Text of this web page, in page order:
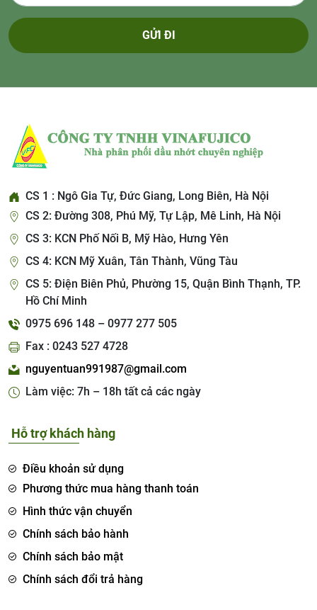
GỬI ĐI
CS 1 : Ngô Gia Tự, Đức Giang, Long Biên, Hà Nội
CS 2: Đường 308, Phú Mỹ, Tự Lập, Mê Linh, Hà Nội
CS 3: KCN Phố Nối B, Mỹ Hào, Hưng Yên
CS 4: KCN Mỹ Xuân, Tân Thành, Vũng Tàu
CS 5: Điện Biên Phủ, Phường 15, Quận Bình Thạnh, TP.
Hồ Chí Minh
0975 696 148 – 0977 277 505
Fax : 0243 527 4728
nguyentuan991987@gmail.com
Làm việc: 7h – 18h tất cả các ngày
Hỗ trợ khách hàng
Điều khoản sử dụng
Phương thức mua hàng thanh toán
Hình thức vận chuyển
Chính sách bảo hành
Chính sách bảo mật
Chính sách đổi trả hàng